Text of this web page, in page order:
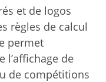
et de logos
règles de calcul
permet
l’affichage de
de compétitions